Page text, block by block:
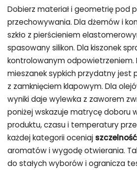
Dobierz materiał i geometrię pod
przechowywania. Dla dżemów i
szkło z pierścieniem
spasowany silikon. Dla kiszonek
kontrolowanym odpowietrzeniem.
mieszanek sypkich przydatny jest
z zamknięciem klapowym. Dla
wyniki daje wylewka z zaworem
poniżej wskazuje matrycę doboru
produktu, czasu i temperatury
każdej kategorii oceniaj
aromatów i wygodę otwierania.
do stałych wyborów i ogranicza